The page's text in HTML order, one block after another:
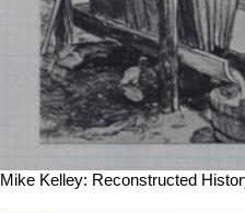
Mike Kelley: Reconstructed